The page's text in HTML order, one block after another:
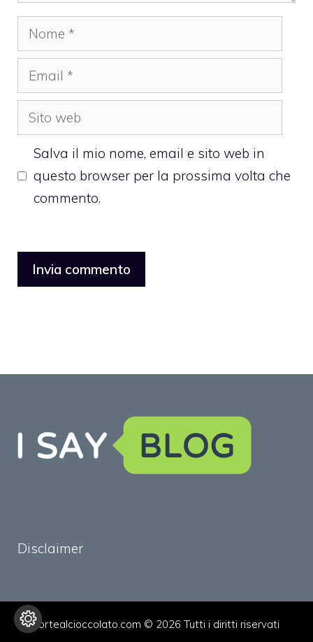
Nome
Email
Sito
web
Salva il mio nome, email e sito web in
questo browser per la prossima volta che
commento.
Disclaimer
tortealcioccolato.com © 2026 Tutti i diritti riservati